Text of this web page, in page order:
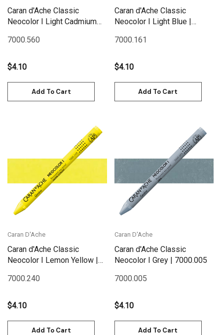
Caran d'Ache Classic
Neocolor I Light Cadmium
7000.560
$4.10
Add To Cart
Caran d'Ache Classic
Neocolor I Light Blue |
7000.161
$4.10
Add To Cart
Caran D'Ache
Caran d'Ache Classic
Neocolor I Lemon Yellow |
7000.240
$4.10
Add To Cart
Caran D'Ache
Caran d'Ache Classic
Neocolor I Grey | 7000.005
7000.005
$4.10
Add To Cart